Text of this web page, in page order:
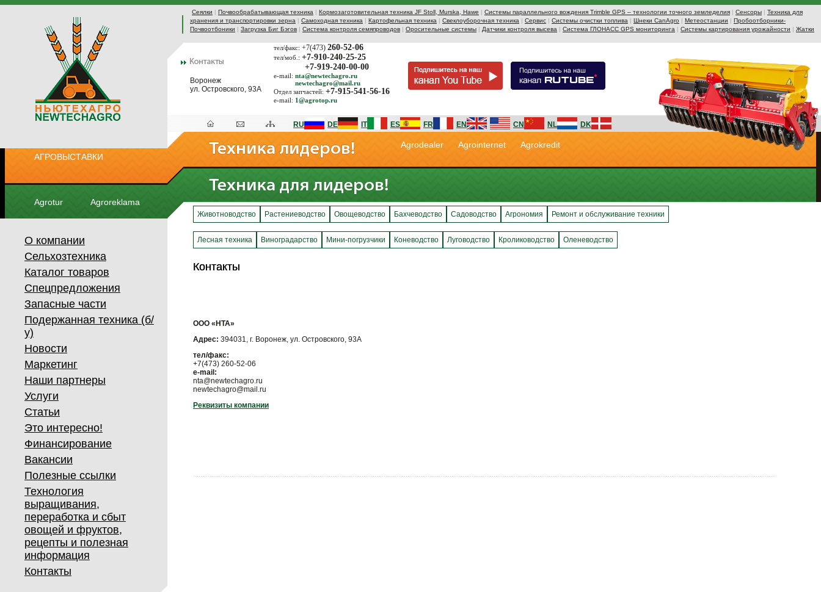
Сеялки | Почвообрабатывающая техника | Кормозаготовительная техника JF Stoll, Murska, Hawe | Системы параллельного вождения Trimble GPS – технологии точного земледелия | Сенсоры | Техника для
хранения и транспортировки зерна | Самоходная техника | Картофельная техника | Свеклоуборочная техника | Сервис | Системы очистки топлива | Шнеки CanAgro | Метеостанции | Пробоотборники-
Почвоотбоники | Загрузка Биг Бэгов | Система контроля семяпроводов | Оросительные системы | Датчики контроля высева | Система ГЛОНАСС GPS мониторинга | Системы картирования урожайности | Жатки
Воронеж
ул. Островского, 93А
тел/факс: +7(473) 260-52-06
тел/моб.: +7-910-240-25-25
+7-919-240-00-00
e-mail: nta@newtechagro.ru
newtechagro@mail.ru
Отдел запчастей: +7-915-541-56-16
e-mail: 1@agrotop.ru
АГРОВЫСТАВКИ
Agrotur Agroreklama
RU DE IT ES FR EN CN NL DK
Agrodealer Agrointernet Agrokredit
О компании
Сельхозтехника
Каталог товаров
Спецпредложения
Запасные части
Подержанная техника (б/
у)
Новости
Маркетинг
Наши партнеры
Услуги
Статьи
Это интересно!
Финансирование
Вакансии
Полезные ссылки
Технология
выращивания,
переработка и сбыт
овощей и фруктов,
рецепты и полезная
информация
Контакты
Животноводство Растениеводство Овощеводство Бахчеводство Садоводство Агрономия Ремонт и обслуживание техники
Лесная техника Виноградарство Мини-погрузчики Коневодство Луговодство Кролиководство Оленеводство
Контакты
Контакты
OOO «НТА»
Адрес: 394031, г. Воронеж, ул. Островского, 93А
тел/факс:
+7(473) 260-52-06
e-mail:
nta@newtechagro.ru
newtechagro@mail.ru
Реквизиты компании